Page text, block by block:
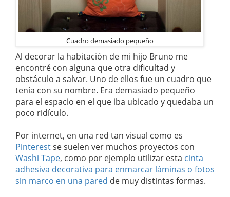
Cuadro demasiado pequeño
Al decorar la habitación de mi hijo Bruno me
encontré con alguna que otra dificultad y
obstáculo a salvar. Uno de ellos fue un cuadro que
tenía con su nombre. Era demasiado pequeño
para el espacio en el que iba ubicado y quedaba un
poco ridículo.
Por internet, en una red tan visual como es
Pinterestse suelen ver muchos proyectos con
Washi Tape, como por ejemplo utilizar esta cinta
adhesiva decorativa para enmarcar láminas o fotos
sin marco en una pared de muy distintas formas.